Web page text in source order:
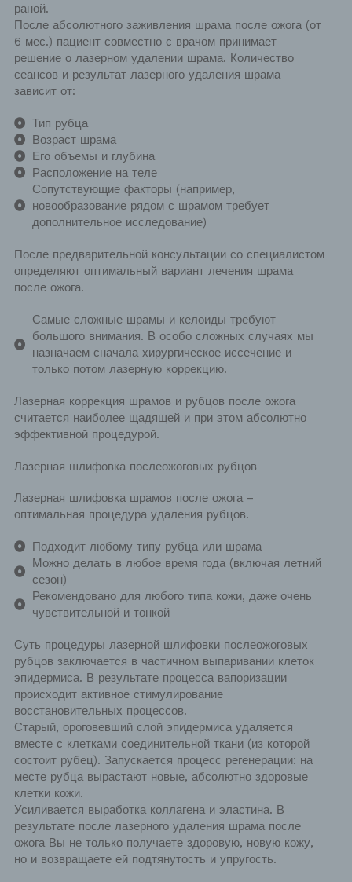
раной.
После абсолютного заживления шрама после ожога (от
6 мес.) пациент совместно с врачом принимает
решение о лазерном удалении шрама. Количество
сеансов и результат лазерного удаления шрама
зависит от:
Тип рубца
Возраст шрама
Его объемы и глубина
Расположение на теле
Сопутствующие факторы (например,
новообразование рядом с шрамом требует
дополнительное исследование)
После предварительной консультации со специалистом
определяют оптимальный вариант лечения шрама
после ожога.
Самые сложные шрамы и келоиды требуют
большого внимания. В особо сложных случаях мы
назначаем сначала хирургическое иссечение и
только потом лазерную коррекцию.
Лазерная коррекция шрамов и рубцов после ожога
считается наиболее щадящей и при этом абсолютно
эффективной процедурой.
Лазерная шлифовка послеожоговых рубцов
Лазерная шлифовка шрамов после ожога –
оптимальная процедура удаления рубцов.
Подходит любому типу рубца или шрама
Можно делать в любое время года (включая летний
сезон)
Рекомендовано для любого типа кожи, даже очень
чувствительной и тонкой
Суть процедуры лазерной шлифовки послеожоговых
рубцов заключается в частичном выпаривании клеток
эпидермиса. В результате процесса вапоризации
происходит активное стимулирование
восстановительных процессов.
Старый, ороговевший слой эпидермиса удаляется
вместе с клетками соединительной ткани (из которой
состоит рубец). Запускается процесс регенерации: на
месте рубца вырастают новые, абсолютно здоровые
клетки кожи.
Усиливается выработка коллагена и эластина. В
результате после лазерного удаления шрама после
ожога Вы не только получаете здоровую, новую кожу,
но и возвращаете ей подтянутость и упругость.